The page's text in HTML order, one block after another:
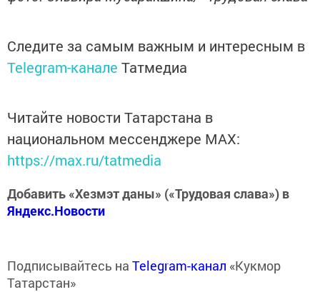
Следите за самым важным и интересным в
Telegram-канале Татмедиа
Читайте новости Татарстана в
национальном мессенджере MАХ:
https://max.ru/tatmedia
Добавить «Хезмэт даны» («Трудовая слава») в
Яндекс.Новости
Подписывайтесь на Telegram-канал «Кукмор
Татарстан»